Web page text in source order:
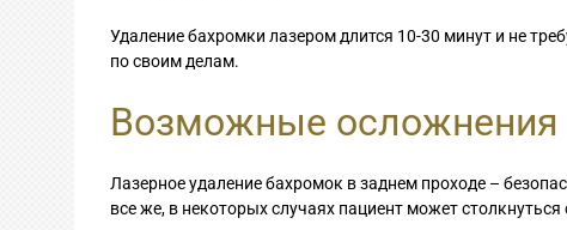
Удаление бахромки лазером длится 10-30 минут и не
по своим делам.
Возможные осложнения
Лазерное удаление бахромок в заднем проходе –
все же, в некоторых случаях пациент может столкнуться